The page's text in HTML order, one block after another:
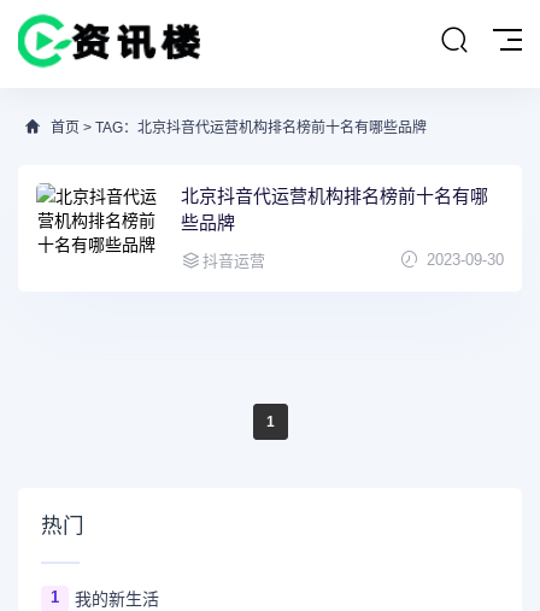
首页 > TAG：北京抖音代运营机构排名榜前十名有哪些品牌
北京抖音代运营机构排名榜前十名有哪
些品牌
抖音运营 2023-09-30
1
热门
1 我的新生活